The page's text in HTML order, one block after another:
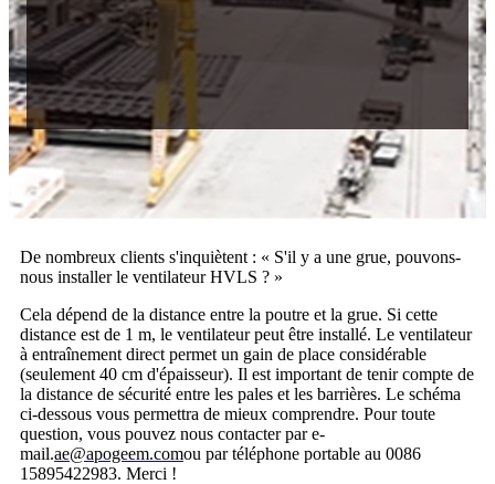
De nombreux clients s'inquiètent : « S'il y a une grue, pouvons-
nous installer le ventilateur HVLS ? »
Cela dépend de la distance entre la poutre et la grue. Si cette
distance est de 1 m, le ventilateur peut être installé. Le ventilateur
à entraînement direct permet un gain de place considérable
(seulement 40 cm d'épaisseur). Il est important de tenir compte de
la distance de sécurité entre les pales et les barrières. Le schéma
ci-dessous vous permettra de mieux comprendre. Pour toute
question, vous pouvez nous contacter par e-
mail.ae@apogeem.comou par téléphone portable au 0086
15895422983. Merci !